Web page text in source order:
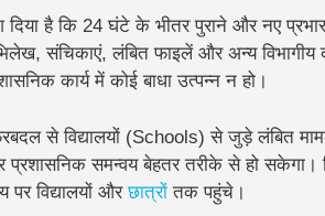
है कि 24 घंटे के भीतर पुराने और नए
संचिकाएं, लंबित फाइलें और अन्य विभागीय
कार्य में कोई बाधा उत्पन्न न हो।
से विद्यालयों (Schools) से जुड़े लंबित
प्रशासनिक समन्वय बेहतर तरीके से हो सकेगा।
पर विद्यालयों औरछात्रों तक पहुंचे।